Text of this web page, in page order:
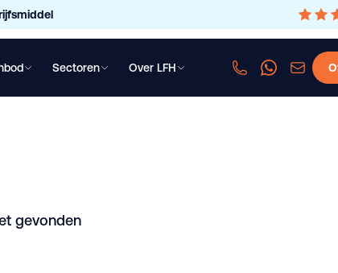
Sectoren Over LFH
gevonden